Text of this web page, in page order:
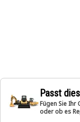
Passt
Fügen Sie Ihr
oder ob es